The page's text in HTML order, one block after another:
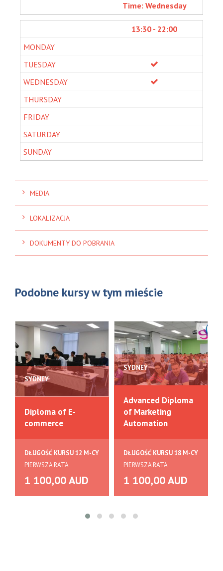
Time: Wednesday
13:30 - 22:00
MEDIA
LOKALIZACJA
DOKUMENTY DO POBRANIA
Podobne kursy w tym mieście
SYDNEY
Diploma of E-
commerce
DŁUGOŚĆ KURSU 12 M-CY
PIERWSZA RATA
1 100,00 AUD
SYDNEY
Advanced Diploma
of Marketing
Automation
DŁUGOŚĆ KURSU 18 M-CY
PIERWSZA RATA
1 100,00 AUD